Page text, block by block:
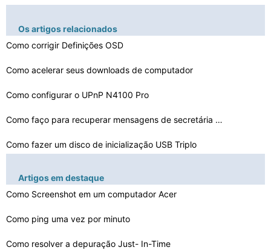
Os artigos relacionados
Como corrigir Definições OSD
Como acelerar seus downloads de computador
Como configurar o UPnP N4100 Pro
Como faço para recuperar mensagens de secretária elet…
Como fazer um disco de inicialização USB Triplo
Como usar um ping em um mapa LAN
Como transformar o Magnifier off no XP
Artigos em destaque
Como Screenshot em um computador Acer
Como ping uma vez por minuto
Como resolver a depuração Just- In-Time